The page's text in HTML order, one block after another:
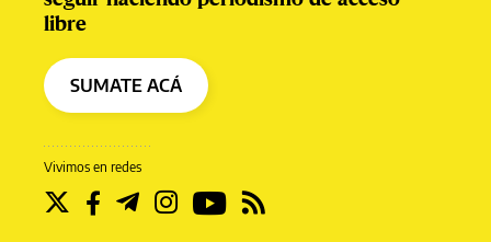
Vivimos en redes
libre
SUMATE ACÁ